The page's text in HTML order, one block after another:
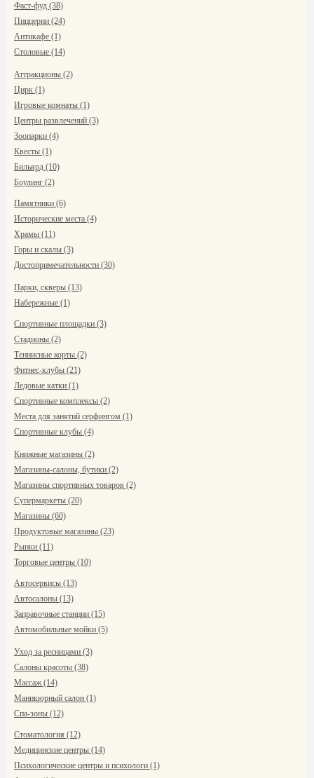
Фаст-фуд (38)
Пиццерии (24)
Антикафе (1)
Столовые (14)
Аттракционы (2)
Цирк (1)
Игровые комнаты (1)
Центры развлечений (3)
Зоопарки (4)
Квесты (1)
Бильярд (10)
Боулинг (2)
Памятники (6)
Исторические места (4)
Храмы (11)
Горы и скалы (3)
Достопримечательности (30)
Парки, скверы (13)
Набережные (1)
Спортивные площадки (3)
Стадионы (2)
Теннисные корты (2)
Фитнес-клубы (21)
Ледовые катки (1)
Спортивные комплексы (2)
Места для занятий серфингом (1)
Спортивные клубы (4)
Книжные магазины (2)
Магазины-салоны, бутики (2)
Магазины спортивных товаров (2)
Супермаркеты (20)
Магазины (60)
Продуктовые магазины (23)
Рынки (11)
Торговые центры (10)
Автосервисы (13)
Автосалоны (13)
Заправочные станции (15)
Автомобильные мойки (5)
Уход за ресницами (3)
Салоны красоты (38)
Массаж (14)
Маникюрный салон (1)
Спа-зоны (12)
Стоматология (12)
Медицинские центры (14)
Психологические центры и психологи (1)